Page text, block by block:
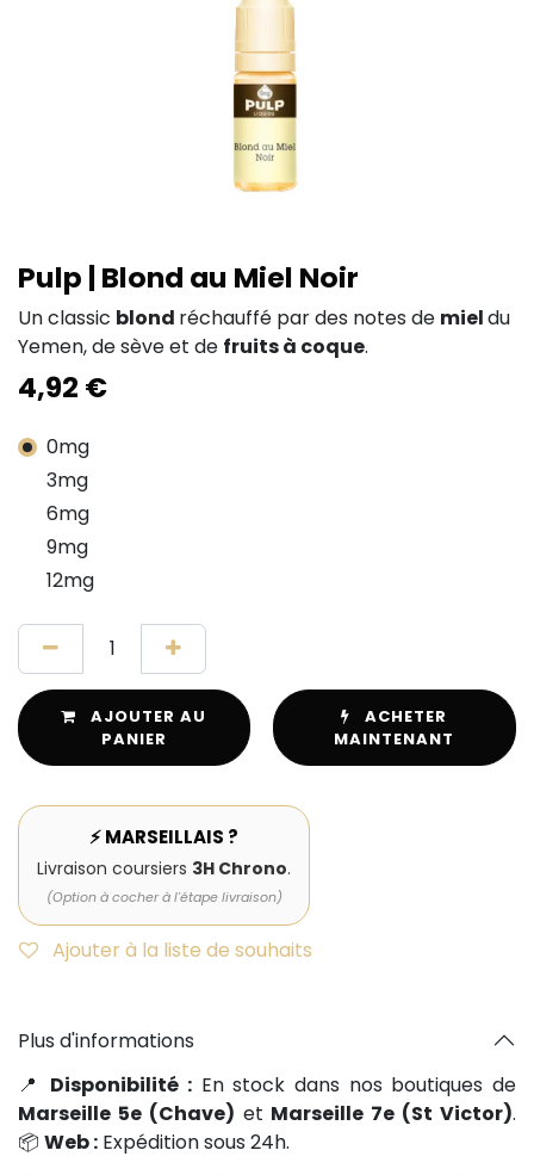
Pulp | Blond au Miel Noir
Un classic blond réchauffé par des notes de mieldu
Yemen, de sève et de fruits à coque.
4,92 €
0mg
3mg
6mg
9mg
12mg
AJOUTER AU
PANIER
ACHETER
MAINTENANT
⚡ MARSEILLAIS ?
Livraison coursiers 3H Chrono.
(Option à cocher à l'étape livraison)
Ajouter à la liste de souhaits
Plus d'informations
📍 Disponibilité : En stock dans nos boutiques de
Marseille 5e (Chave) et Marseille 7e (St Victor).
📦 Web : Expédition sous 24h.